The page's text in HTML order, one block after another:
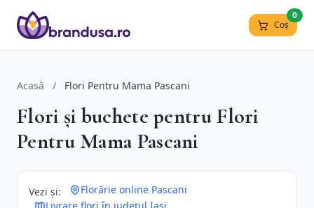
Coș
0
Acasă / Flori Pentru Mama Pascani
Flori și buchete pentru Flori
Pentru Mama Pascani
Vezi și:
Florărie online Pascani